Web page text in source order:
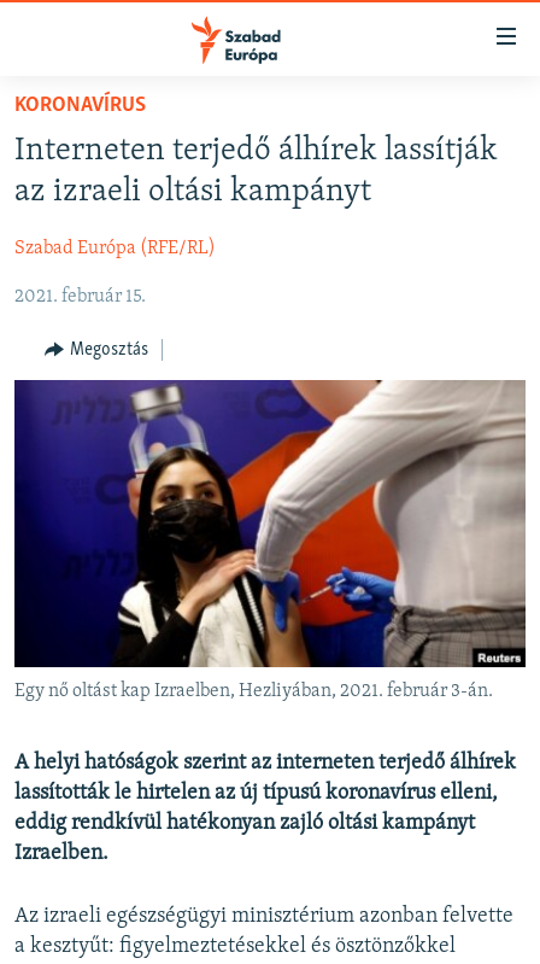
Akadálymentes
Ugrás
fő
oldalra
Ugrás
VIDEÓK
ELEMZŐ
NER15
TÁRSADALOM
DEMOKRÁCIA
A PÉNZ NYOMÁBAN
EURÓPAI UNIÓ
KLÍMAVÁLTOZÁS
A MÚLT TANULSÁGAI
KÖVESSEN MINKET!
KORONAVÍRUS
Interneten terjedő álhírek lassítják
az izraeli oltási kampányt
Szabad Európa (RFE/RL)
2021. február 15.
Megosztás
Egy nő oltást kap Izraelben, Hezliyában, 2021. február 3-án.
A helyi hatóságok szerint az interneten terjedő álhírek
lassították le hirtelen az új típusú koronavírus elleni,
eddig rendkívül hatékonyan zajló oltási kampányt
Izraelben.
Az izraeli egészségügyi minisztérium azonban felvette
a kesztyűt: figyelmeztetésekkel és ösztönzőkkel
FELIRATKOZÁS